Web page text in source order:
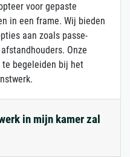
voor gepaste
in een frame. Wij bieden
aan zoals passe-
Onze
begeleiden bij het
in mijn kamer zal